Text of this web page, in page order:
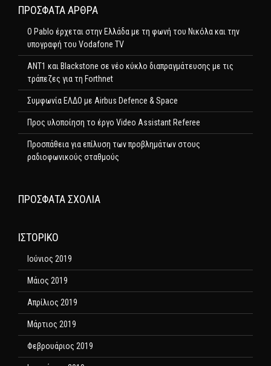
ΠΡΌΣΦΑΤΑ ΆΡΘΡΑ
Ο Pablo έρχεται στην Ελλάδα με τη φωνή του Νικόλα και την
υπογραφή του Vodafone TV
ΑΝΤ1 και Blackstone σε νέο κύκλο διαπραγμάτευσης με τις
τράπεζες για τη Forthnet
Συμφωνία ΕΛΔΟ με Airbus Defence & Space
Προς υλοποίηση το έργο Video Assistant Referee
Προσπάθεια για επίλυση των προβλημάτων στους
ραδιοφωνικούς σταθμούς
ΠΡΌΣΦΑΤΑ ΣΧΌΛΙΑ
ΙΣΤΟΡΙΚΌ
Ιούνιος 2019
Μάιος 2019
Απρίλιος 2019
Μάρτιος 2019
Φεβρουάριος 2019